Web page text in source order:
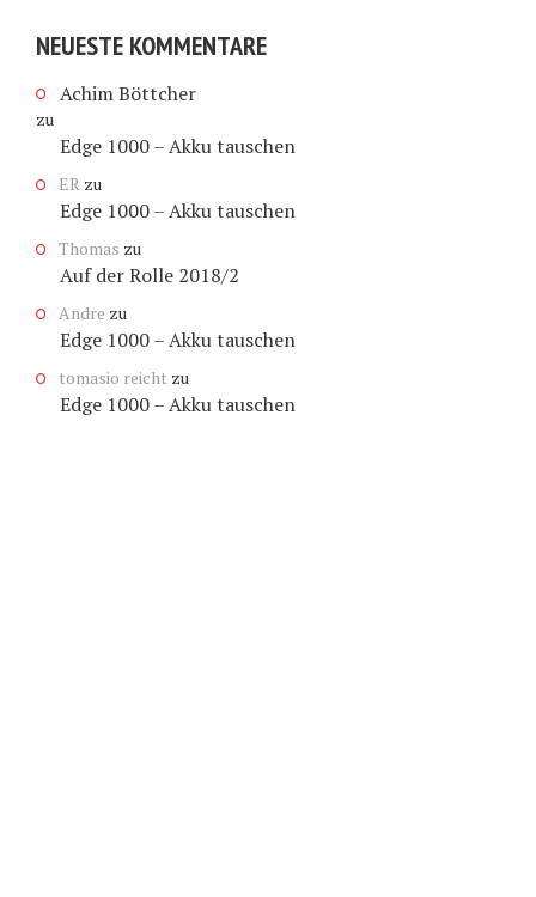
NEUESTE KOMMENTARE
Achim Böttcher
zu
Edge 1000 – Akku tauschen
ER zu
Edge 1000 – Akku tauschen
Thomas zu
Auf der Rolle 2018/2
Andre zu
Edge 1000 – Akku tauschen
tomasio reicht zu
Edge 1000 – Akku tauschen